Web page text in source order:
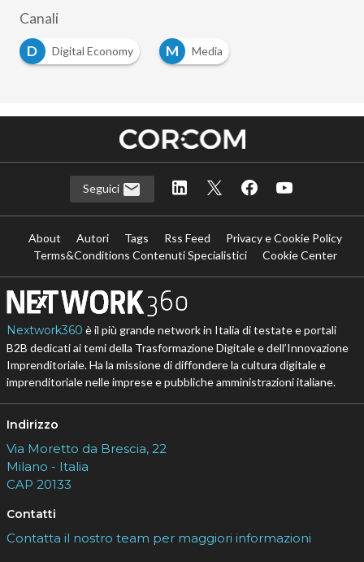
Canali
D
Digital Economy M Media
Seguici
About Autori Tags Rss Feed
Privacy e Cookie Policy
Terms&Conditions Contenuti Specialistici
Cookie Center
Nextwork360 è il più grande network in Italia di testate e portali
B2B dedicati ai temi della Trasformazione Digitale e dell’Innovazione
Imprenditoriale. Ha la missione di diffondere la cultura digitale e
imprenditoriale nelle imprese e pubbliche amministrazioni italiane.
Indirizzo
Via Moretto da Brescia, 22
Milano - Italia
CAP 20133
Contatti
Contatta il nostro team per maggiori informazioni